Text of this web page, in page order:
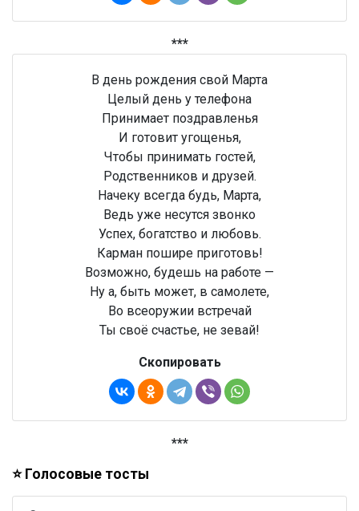
***
В день рождения свой Марта
Целый день у телефона
Принимает поздравленья
И готовит угощенья,
Чтобы принимать гостей,
Родственников и друзей.
Начеку всегда будь, Марта,
Ведь уже несутся звонко
Успех, богатство и любовь.
Карман пошире приготовь!
Возможно, будешь на работе —
Ну а, быть может, в самолете,
Во всеоружии встречай
Ты своё счастье, не зевай!
Скопировать
***
⭐ Голосовые тосты